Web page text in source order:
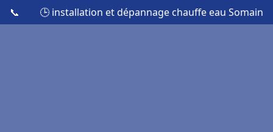
📞 🕒 installation et dépannage chauffe eau Somain